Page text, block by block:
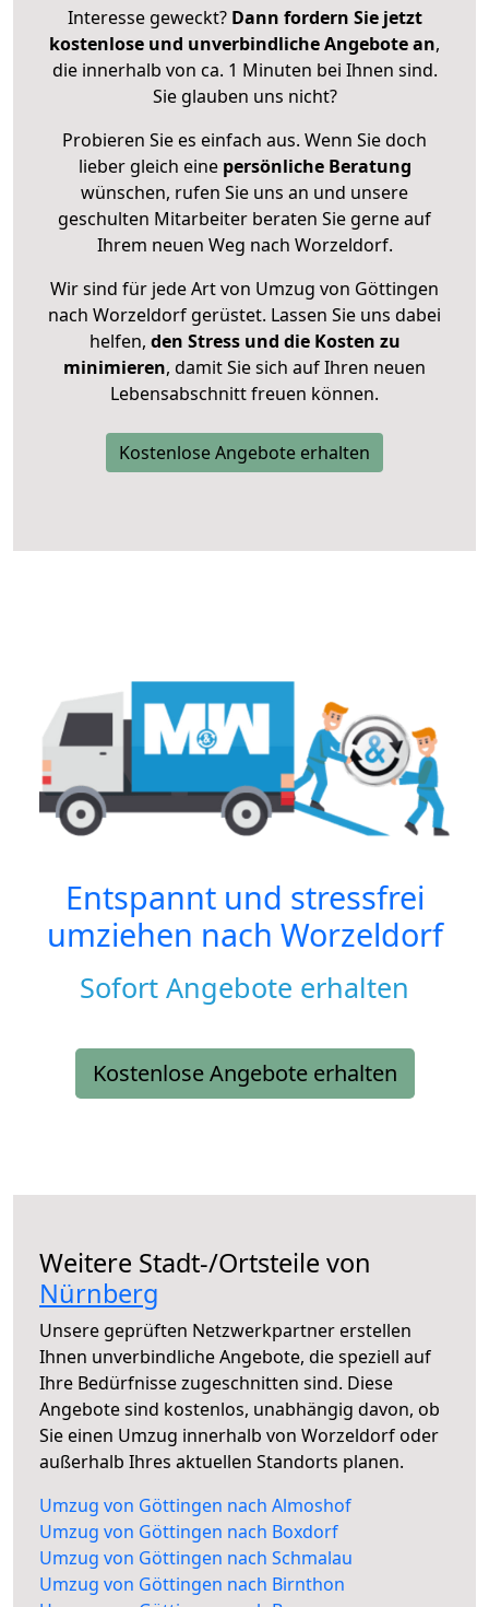
Interesse geweckt? Dann fordern Sie jetzt
kostenlose und unverbindliche Angebote an,
die innerhalb von ca. 1 Minuten bei Ihnen sind.
Sie glauben uns nicht?
Probieren Sie es einfach aus. Wenn Sie doch
lieber gleich eine persönliche Beratung
wünschen, rufen Sie uns an und unsere
geschulten Mitarbeiter beraten Sie gerne auf
Ihrem neuen Weg nach Worzeldorf.
Wir sind für jede Art von Umzug von Göttingen
nach Worzeldorf gerüstet. Lassen Sie uns dabei
helfen, den Stress und die Kosten zu
minimieren, damit Sie sich auf Ihren neuen
Lebensabschnitt freuen können.
Kostenlose Angebote erhalten
Entspannt und stressfrei
umziehen nach Worzeldorf
Sofort Angebote erhalten
Kostenlose Angebote erhalten
Weitere Stadt-/Ortsteile von
Nürnberg
Unsere geprüften Netzwerkpartner erstellen
Ihnen unverbindliche Angebote, die speziell auf
Ihre Bedürfnisse zugeschnitten sind. Diese
Angebote sind kostenlos, unabhängig davon, ob
Sie einen Umzug innerhalb von Worzeldorf oder
außerhalb Ihres aktuellen Standorts planen.
Umzug von Göttingen nach Almoshof
Umzug von Göttingen nach Boxdorf
Umzug von Göttingen nach Schmalau
Umzug von Göttingen nach Birnthon